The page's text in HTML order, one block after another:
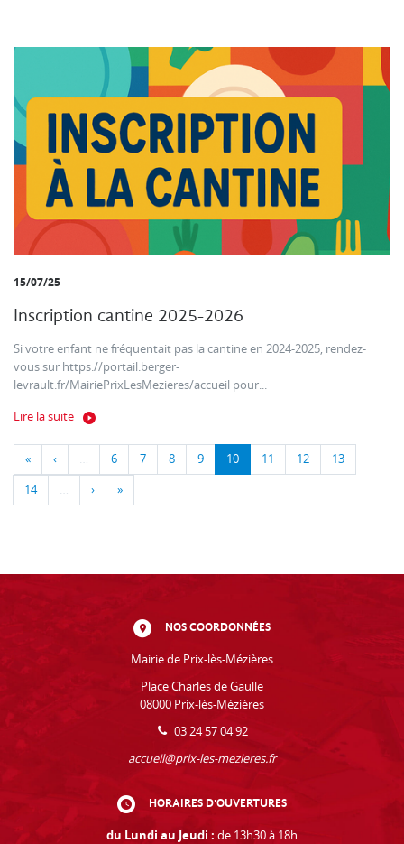
15/07/25
Inscription cantine 2025-2026
Si votre enfant ne fréquentait pas la cantine en 2024-2025, rendez-
vous sur https://portail.berger-
levrault.fr/MairiePrixLesMezieres/accueil pour...
Lire la suite
« ‹ … 6 7 8 9 10 11 12 13
14 … › »
NOS COORDONNÉES
Mairie de Prix-lès-Mézières
Place Charles de Gaulle
08000 Prix-lès-Mézières
03 24 57 04 92
accueil@prix-les-mezieres.fr
HORAIRES D'OUVERTURES
du Lundi au Jeudi : de 13h30 à 18h